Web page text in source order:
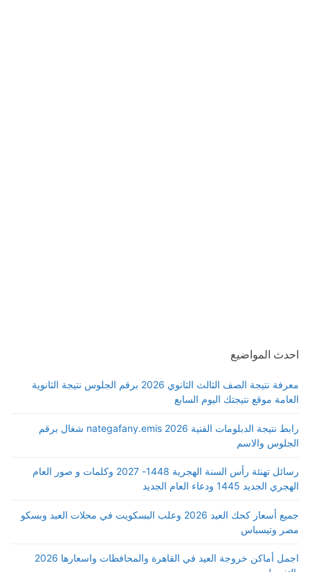
احدث المواضيع
معرفة نتيجة الصف الثالث الثانوي 2026 برقم الجلوس نتيجة الثانوية
العامة موقع نتيجتك اليوم السابع
رابط نتيجة الدبلومات الفنية 2026 nategafany.emis شغال برقم
الجلوس والاسم
رسائل تهنئة رأس السنة الهجرية 1448- 2027 وكلمات و صور العام
الهجري الجديد 1445 ودعاء العام الجديد
جميع أسعار كحك العيد 2026 وعلب البسكويت في محلات العبد وبسكو
مصر وتيسباس
اجمل أماكن خروجة العيد في القاهرة والمحافظات واسعارها 2026